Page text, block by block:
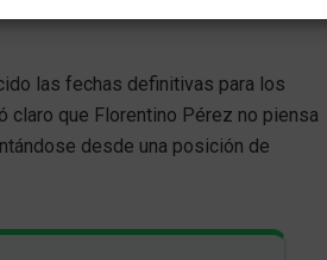
las fechas definitivas para los
claro que Florentino Pérez no piensa
desde una posición de